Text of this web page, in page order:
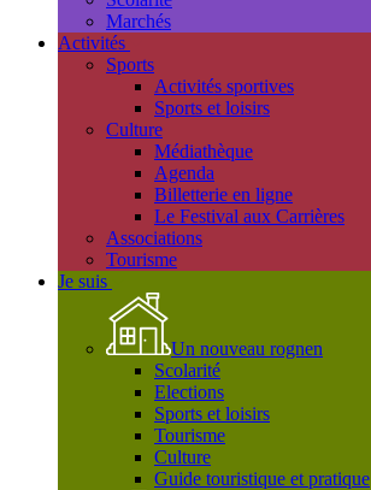
Marchés
Activités
Sports
Activités sportives
Sports et loisirs
Culture
Médiathèque
Agenda
Billetterie en ligne
Le Festival aux Carrières
Associations
Tourisme
Je suis
Un nouveau rognen
Scolarité
Elections
Sports et loisirs
Tourisme
Culture
Guide touristique et pratique